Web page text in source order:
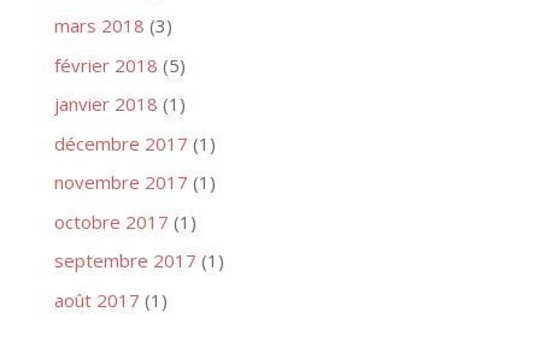
mars 2018 (3)
février 2018 (5)
janvier 2018 (1)
décembre 2017 (1)
novembre 2017 (1)
octobre 2017 (1)
septembre 2017 (1)
août 2017 (1)